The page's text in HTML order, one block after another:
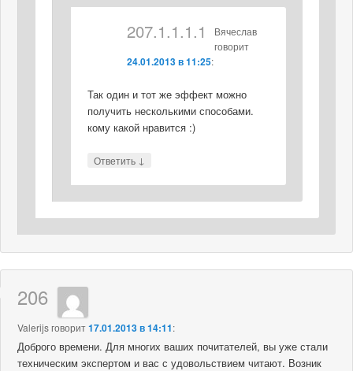
207.1.1.1.1
Вячеслав
говорит
24.01.2013 в 11:25:
Так один и тот же эффект можно
получить несколькими способами.
кому какой нравится :)
Ответить ↓
206
Valerijsговорит17.01.2013 в 14:11:
Доброго времени. Для многих ваших почитателей, вы уже стали
техническим экспертом и вас с удовольствием читают. Возник